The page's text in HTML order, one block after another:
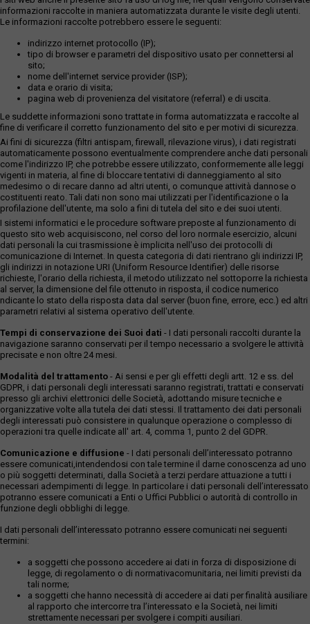
informazioni raccolte in maniera automatizzata durante le visite degli utenti.
Le informazioni raccolte potrebbero essere le seguenti:
indirizzo internet protocollo (IP);
tipo di browser e parametri del dispositivo usato per connettersi al
sito;
nome dell'internet service provider (ISP);
data e orario di visita;
pagina web di provenienza del visitatore (referral) e di uscita.
Le suddette informazioni sono trattate in forma automatizzata e raccolte al
fine di verificare il corretto funzionamento del sito e per motivi di sicurezza.
Ai fini di sicurezza (filtri antispam, firewall, rilevazione virus), i dati registrati
automaticamente possono eventualmente comprendere anche dati personali
come l'indirizzo IP, che potrebbe essere utilizzato, conformemente alle leggi
vigenti in materia, al fine di bloccare tentativi di danneggiamento al sito
medesimo o di recare danno ad altri utenti, o comunque attività dannose o
costituenti reato. Tali dati non sono mai utilizzati per l'identificazione o la
profilazione dell'utente, ma solo a fini di tutela del sito e dei suoi utenti.
I sistemi informatici e le procedure software preposte al funzionamento di
questo sito web acquisiscono, nel corso del loro normale esercizio, alcuni
dati personali la cui trasmissione è implicita nell'uso dei protocolli di
comunicazione di Internet. In questa categoria di dati rientrano gli indirizzi IP,
gli indirizzi in notazione URI (Uniform Resource Identifier) delle risorse
richieste, l'orario della richiesta, il metodo utilizzato nel sottoporre la richiesta
al server, la dimensione del file ottenuto in risposta, il codice numerico
ndicante lo stato della risposta data dal server (buon fine, errore, ecc.) ed altri
parametri relativi al sistema operativo dell'utente.
Tempi di conservazione dei Suoi dati - I dati personali raccolti durante la
navigazione saranno conservati per il tempo necessario a svolgere le attività
precisate e non oltre 24 mesi.
Modalità del trattamento - Ai sensi e per gli effetti degli artt. 12 e ss. del
GDPR, i dati personali degli interessati saranno registrati, trattati e conservati
presso gli archivi elettronici delle Società, adottando misure tecniche e
organizzative volte alla tutela dei dati stessi. Il trattamento dei dati personali
degli interessati può consistere in qualunque operazione o complesso di
operazioni tra quelle indicate all' art. 4, comma 1, punto 2 del GDPR.
Comunicazione e diffusione - I dati personali dell’interessato potranno
essere comunicati,intendendosi con tale termine il darne conoscenza ad uno
o più soggetti determinati, dalla Società a terzi perdare attuazione a tutti i
necessari adempimenti di legge. In particolare i dati personali dell’interessato
potranno essere comunicati a Enti o Uffici Pubblici o autorità di controllo in
funzione degli obblighi di legge.
I dati personali dell’interessato potranno essere comunicati nei seguenti
termini:
a soggetti che possono accedere ai dati in forza di disposizione di
legge, di regolamento o di normativacomunitaria, nei limiti previsti da
tali norme;
a soggetti che hanno necessità di accedere ai dati per finalità ausiliare
al rapporto che intercorre tra l’interessato e la Società, nei limiti
strettamente necessari per svolgere i compiti ausiliari.